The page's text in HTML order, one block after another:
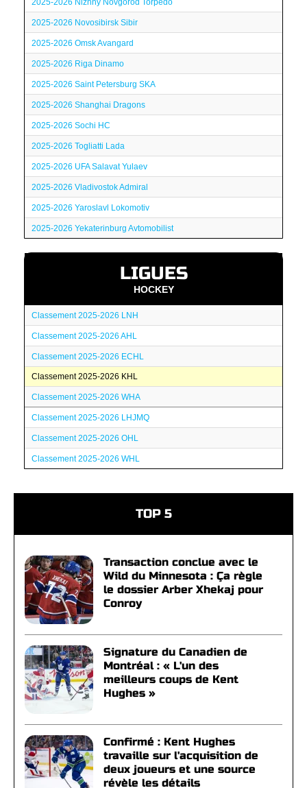
2025-2026 Nizhny Novgorod Torpedo
2025-2026 Novosibirsk Sibir
2025-2026 Omsk Avangard
2025-2026 Riga Dinamo
2025-2026 Saint Petersburg SKA
2025-2026 Shanghai Dragons
2025-2026 Sochi HC
2025-2026 Togliatti Lada
2025-2026 UFA Salavat Yulaev
2025-2026 Vladivostok Admiral
2025-2026 Yaroslavl Lokomotiv
2025-2026 Yekaterinburg Avtomobilist
LIGUES
HOCKEY
Classement 2025-2026 LNH
Classement 2025-2026 AHL
Classement 2025-2026 ECHL
Classement 2025-2026 KHL
Classement 2025-2026 WHA
Classement 2025-2026 LHJMQ
Classement 2025-2026 OHL
Classement 2025-2026 WHL
TOP 5
Transaction conclue avec le
Wild du Minnesota : Ça règle
le dossier Arber Xhekaj pour
Conroy
Signature du Canadien de
Montréal : « L'un des
meilleurs coups de Kent
Hughes »
Confirmé : Kent Hughes
travaille sur l'acquisition de
deux joueurs et une source
révèle les détails